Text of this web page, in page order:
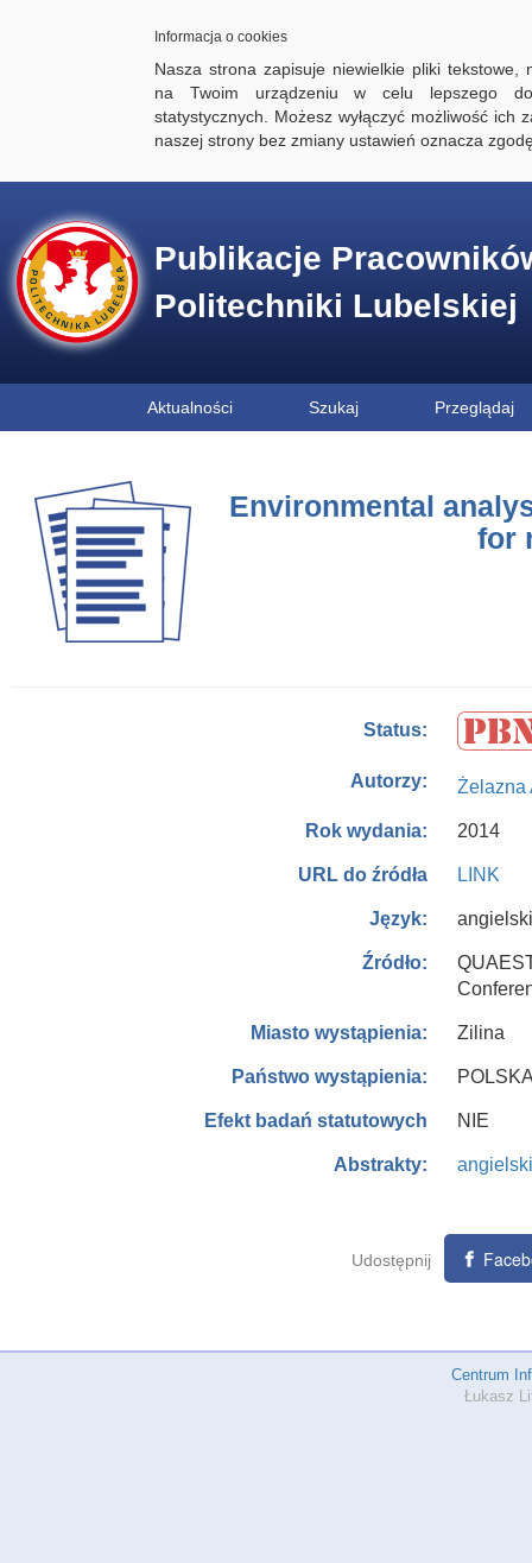
Informacja o cookies
Nasza strona zapisuje niewielkie pliki tekstowe,
na Twoim urządzeniu w celu lepszego
statystycznych. Możesz wyłączyć możliwość ich
naszej strony bez zmiany ustawień oznacza
Publikacje
Politechniki Lubelskiej
Aktualności Szukaj Przeglądaj
Environmental
for
Status:
Autorzy: Żelazna
Rok wydania: 2014
URL do źródła LINK
Język: angielski
Źródło:
Miasto wystąpienia: Zilina
Państwo wystąpienia:
Efekt badań statutowych NIE
Abstrakty: angielski
Udostępnij
Centrum
Łukasz